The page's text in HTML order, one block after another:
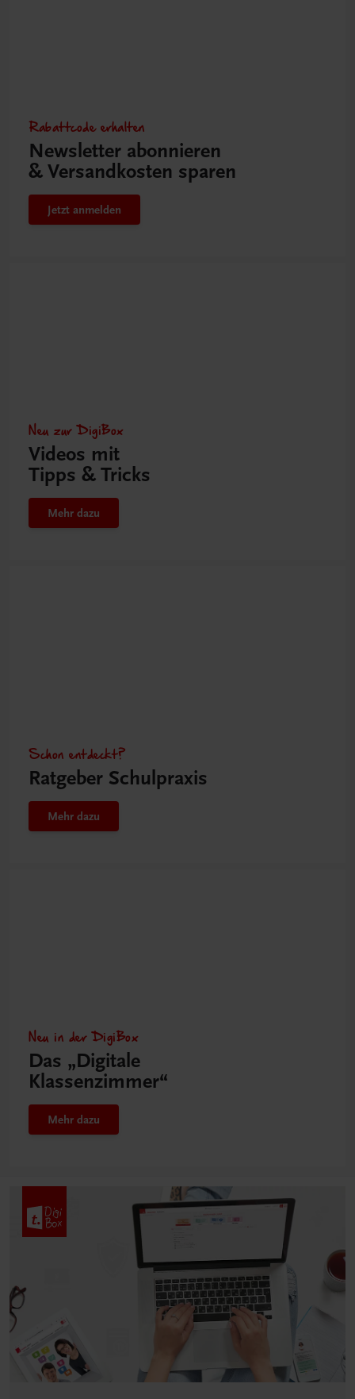
Rabattcode erhalten
Newsletter abonnieren
& Versandkosten sparen
Jetzt anmelden
Neu zur DigiBox
Videos mit
Tipps & Tricks
Mehr dazu
Schon entdeckt?
Ratgeber Schulpraxis
Mehr dazu
Neu in der DigiBox
Das „Digitale
Klassenzimmer“
Mehr dazu